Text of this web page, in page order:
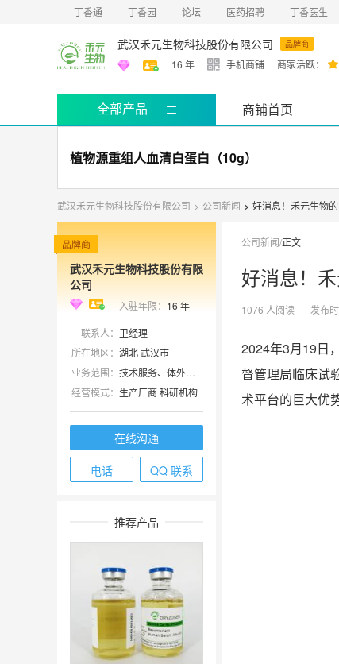
丁香通 丁香园 论坛 医药招聘 丁香医生
武汉禾元生物科技股份有限公司 品牌商
16 年 手机商铺 商家活跃：
全部产品 商铺首页
植物源重组人血清白蛋白（10g）
武汉禾元生物科技股份有限公司 > 公司新闻 > 好消息！禾元生物
武汉禾元生物科技股份有限
公司
入驻年限： 16 年
联系人： 卫经理
所在地区： 湖北 武汉市
业务范围：
技术服务、体外诊断、医疗器械、试剂、细胞库 / 细胞培养、原辅料包材
经营模式： 生产厂商 科研机构
在线沟通
电话 QQ 联系
推荐产品
公司新闻/正文
好消息！
1076 人阅读 发布时
2024年3月19日
督管理局临床试
术平台的巨大优